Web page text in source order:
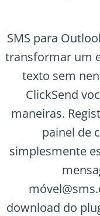
SMS para
transformar um
texto sem
ClickSend
maneiras.
painel de
simplesmente
download do